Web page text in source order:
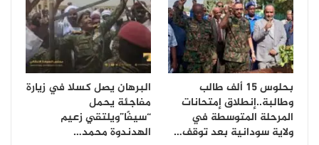
بحلوس 15 ألف طالب
وطالبة..إنطلاق إمتحانات
المرحلة المتوسطة في
ولاية سودانية بعد توقف…
البرهان يصل كسلا في زيارة
مفاجئة يحمل
“سيفًا”ويلتقي زعيم
الهدندوة محمد…